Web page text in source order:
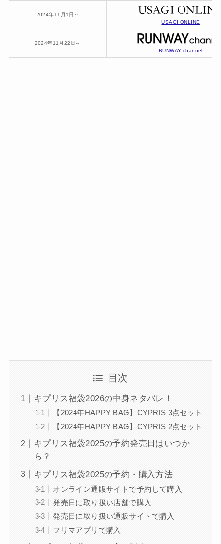
2024年11月1日～
USAGI ONLINE
2024年11月22日～
RUNWAY channel
目次
キプリス福袋2026の中身ネタバレ！
【2024年HAPPY BAG】CYPRIS 3点セット
【2024年HAPPY BAG】CYPRIS 2点セット
キプリス福袋2025の予約発売日はいつか
ら？
キプリス福袋2025の予約・購入方法
オンライン通販サイトで予約して購入
発売日に取り扱い店舗で購入
発売日に取り扱い通販サイトで購入
フリマアプリで購入